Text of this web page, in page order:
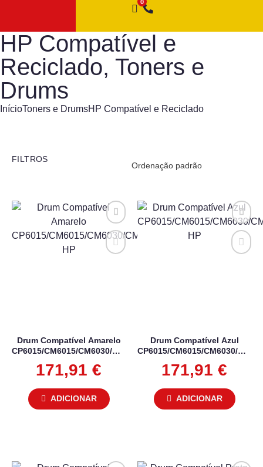
HP Compatível e
Reciclado, Toners e
Drums
InícioToners e DrumsHP Compatível e Reciclado
FILTROS
Drum Compatível Amarelo
CP6015/CM6015/CM6030/CM6040
171,91 €
ADICIONAR
Drum Compatível Azul
CP6015/CM6015/CM6030/
171,91 €
ADICIONAR